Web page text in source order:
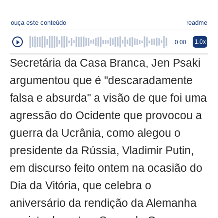
ouça este conteúdo readme
0:00 1.0x
Secretária da Casa Branca, Jen Psaki
argumentou que é "descaradamente
falsa e absurda" a visão de que foi uma
agressão do Ocidente que provocou a
guerra da Ucrânia, como alegou o
presidente da Rússia, Vladimir Putin,
em discurso feito ontem na ocasião do
Dia da Vitória, que celebra o
aniversário da rendição da Alemanha